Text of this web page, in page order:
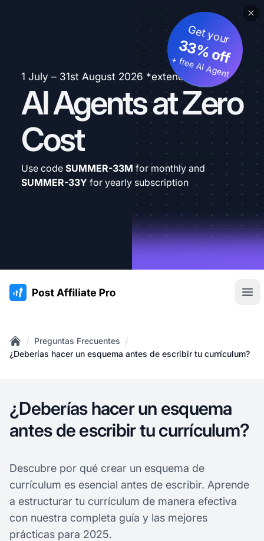
1 July – 31st August 2026 *extended
AI Agents at Zero
Cost
Get your
33% off
+ free AI Agent
Use code SUMMER-33M for monthly and
SUMMER-33Y for yearly subscription
:site.title
Home
/ Preguntas Frecuentes /
¿Deberías hacer un esquema antes de escribir tu currículum?
¿Deberías hacer un esquema
antes de escribir tu currículum?
Descubre por qué crear un esquema de
currículum es esencial antes de escribir. Aprende
a estructurar tu currículum de manera efectiva
con nuestra completa guía y las mejores
prácticas para 2025.